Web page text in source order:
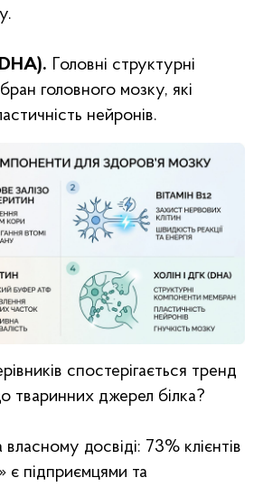
Головні структурні
головного мозку, які
нейронів.
спостерігається тренд
тваринних джерел білка?
досвіді: 73% клієнтів
є підприємцями та